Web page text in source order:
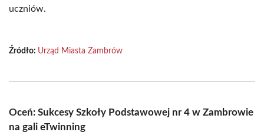
uczniów.
Źródło: Urząd Miasta Zambrów
Oceń: Sukcesy Szkoły Podstawowej nr 4 w Zambrowie
na gali eTwinning